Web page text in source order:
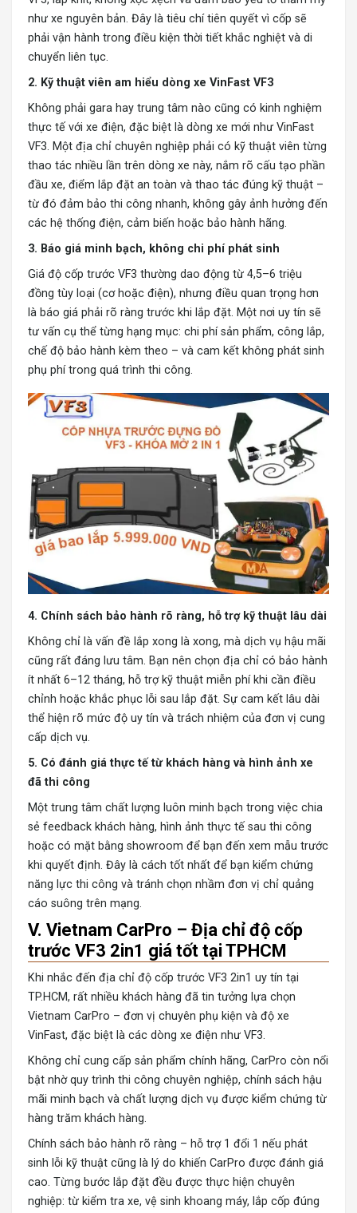
như xe nguyên bản. Đây là tiêu chí tiên quyết vì cốp sẽ
phải vận hành trong điều kiện thời tiết khắc nghiệt và di
chuyển liên tục.
2. Kỹ thuật viên am hiểu dòng xe VinFast VF3
Không phải gara hay trung tâm nào cũng có kinh nghiệm
thực tế với xe điện, đặc biệt là dòng xe mới như VinFast
VF3. Một địa chỉ chuyên nghiệp phải có kỹ thuật viên từng
thao tác nhiều lần trên dòng xe này, nắm rõ cấu tạo phần
đầu xe, điểm lắp đặt an toàn và thao tác đúng kỹ thuật –
từ đó đảm bảo thi công nhanh, không gây ảnh hưởng đến
các hệ thống điện, cảm biến hoặc bảo hành hãng.
3. Báo giá minh bạch, không chi phí phát sinh
Giá độ cốp trước VF3 thường dao động từ 4,5–6 triệu
đồng tùy loại (cơ hoặc điện), nhưng điều quan trọng hơn
là báo giá phải rõ ràng trước khi lắp đặt. Một nơi uy tín sẽ
tư vấn cụ thể từng hạng mục: chi phí sản phẩm, công lắp,
chế độ bảo hành kèm theo – và cam kết không phát sinh
phụ phí trong quá trình thi công.
4. Chính sách bảo hành rõ ràng, hỗ trợ kỹ thuật lâu dài
Không chỉ là vấn đề lắp xong là xong, mà dịch vụ hậu mãi
cũng rất đáng lưu tâm. Bạn nên chọn địa chỉ có bảo hành
ít nhất 6–12 tháng, hỗ trợ kỹ thuật miễn phí khi cần điều
chỉnh hoặc khắc phục lỗi sau lắp đặt. Sự cam kết lâu dài
thể hiện rõ mức độ uy tín và trách nhiệm của đơn vị cung
cấp dịch vụ.
5. Có đánh giá thực tế từ khách hàng và hình ảnh xe
đã thi công
Một trung tâm chất lượng luôn minh bạch trong việc chia
sẻ feedback khách hàng, hình ảnh thực tế sau thi công
hoặc có mặt bằng showroom để bạn đến xem mẫu trước
khi quyết định. Đây là cách tốt nhất để bạn kiểm chứng
năng lực thi công và tránh chọn nhầm đơn vị chỉ quảng
cáo suông trên mạng.
V. Vietnam CarPro – Địa chỉ độ cốp
trước VF3 2in1 giá tốt tại TPHCM
Khi nhắc đến địa chỉ độ cốp trước VF3 2in1 uy tín tại
TP.HCM, rất nhiều khách hàng đã tin tưởng lựa chọn
Vietnam CarPro – đơn vị chuyên phụ kiện và độ xe
VinFast, đặc biệt là các dòng xe điện như VF3.
Không chỉ cung cấp sản phẩm chính hãng, CarPro còn nổi
bật nhờ quy trình thi công chuyên nghiệp, chính sách hậu
mãi minh bạch và chất lượng dịch vụ được kiểm chứng từ
hàng trăm khách hàng.
Chính sách bảo hành rõ ràng – hỗ trợ 1 đổi 1 nếu phát
sinh lỗi kỹ thuật cũng là lý do khiến CarPro được đánh giá
cao. Từng bước lắp đặt đều được thực hiện chuyên
nghiệp: từ kiểm tra xe, vệ sinh khoang máy, lắp cốp đúng